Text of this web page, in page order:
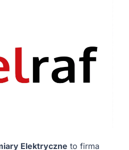
Elektryczne to firma